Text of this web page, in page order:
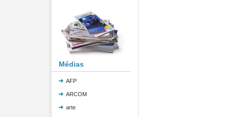
Médias
AFP
ARCOM
arte